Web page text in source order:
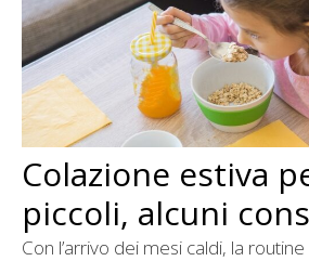
Colazione estiva
piccoli, alcuni
Con l’arrivo dei mesi caldi, la